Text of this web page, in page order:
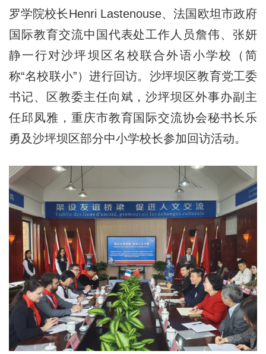
罗学院校长Henri Lastenouse、法国欧坦市政府
国际教育交流中国代表处工作人员詹伟、张妍
静一行对沙坪坝区名校联合外语小学校（简
称“名校联小”）进行回访。沙坪坝区教育党工委
书记、区教委主任向斌，沙坪坝区外事办副主
任邱凤雅，重庆市教育国际交流协会秘书长乐
勇及沙坪坝区部分中小学校长参加回访活动。